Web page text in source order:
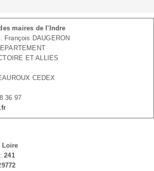
maires de l'Indre
François DAUGERON
ET ALLIES
CEDEX
36 97
Loire
:241